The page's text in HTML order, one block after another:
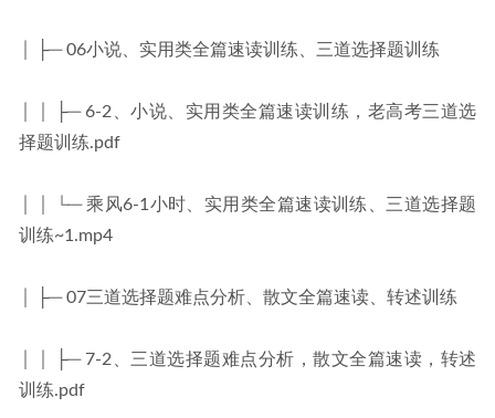
│ ├─ 06小说、实用类全篇速读训练、三道选择题训练
│ │ ├─ 6-2、小说、实用类全篇速读训练，老高考三道选
择题训练.pdf
│ │ └─ 乘风6-1小时、实用类全篇速读训练、三道选择题
训练~1.mp4
│ ├─ 07三道选择题难点分析、散文全篇速读、转述训练
│ │ ├─ 7-2、三道选择题难点分析，散文全篇速读，转述
训练.pdf